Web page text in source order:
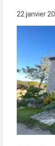
22 janvier